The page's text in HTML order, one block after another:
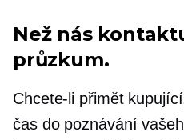
Než nás
průzkum.
Chcete-li přimět
čas do poznávání